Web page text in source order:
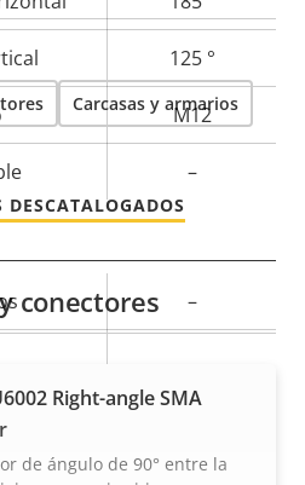
125 °
M12
–
de
la
–
Carcasas y armarios
DESCATALOGADOS
conectores
Right-angle SMA
de ángulo de 90° entre la